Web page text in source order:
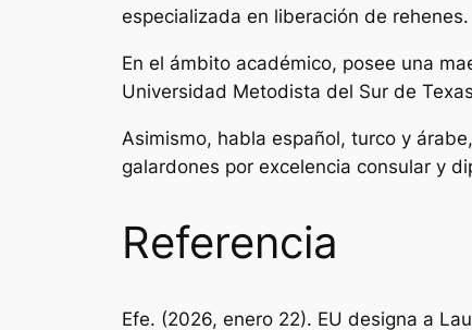
especializada en liberación de rehenes.
En el ámbito académico, posee una
Universidad Metodista del Sur de
Asimismo, habla español, turco y
galardones por excelencia consular y
Referencia
Efe. (2026, enero 22). EU designa a